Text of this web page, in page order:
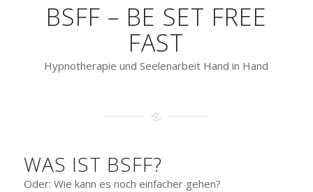
BSFF – BE SET FREE
FAST
Hypnotherapie und Seelenarbeit Hand in Hand
WAS IST BSFF?
Oder: Wie kann es noch einfacher gehen?